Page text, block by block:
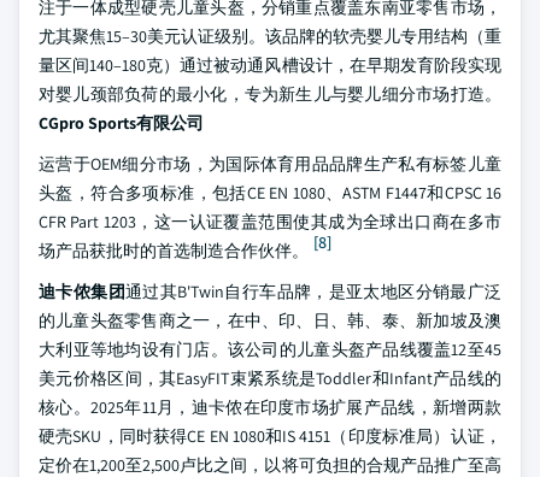
注于一体成型硬壳儿童头盔，分销重点覆盖东南亚零售市场，
尤其聚焦15–30美元认证级别。该品牌的软壳婴儿专用结构（重
量区间140–180克）通过被动通风槽设计，在早期发育阶段实现
对婴儿颈部负荷的最小化，专为新生儿与婴儿细分市场打造。
CGpro Sports有限公司
运营于OEM细分市场，为国际体育用品品牌生产私有标签儿童
头盔，符合多项标准，包括CE EN 1080、ASTM F1447和CPSC 16
CFR Part 1203，这一认证覆盖范围使其成为全球出口商在多市
场产品获批时的首选制造合作伙伴。
[8]
迪卡侬集团通过其B'Twin自行车品牌，是亚太地区分销最广泛
的儿童头盔零售商之一，在中、印、日、韩、泰、新加坡及澳
大利亚等地均设有门店。该公司的儿童头盔产品线覆盖12至45
美元价格区间，其EasyFIT束紧系统是Toddler和Infant产品线的
核心。2025年11月，迪卡侬在印度市场扩展产品线，新增两款
硬壳SKU，同时获得CE EN 1080和IS 4151（印度标准局）认证，
定价在1,200至2,500卢比之间，以将可负担的合规产品推广至高